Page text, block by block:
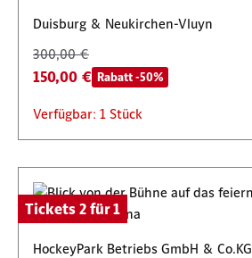
Duisburg & Neukirchen-Vluyn
300,00 €
150,00 € Rabatt -50%
Verfügbar: 1 Stück
Tickets 2 für 1
HockeyPark Betriebs GmbH & Co.KG